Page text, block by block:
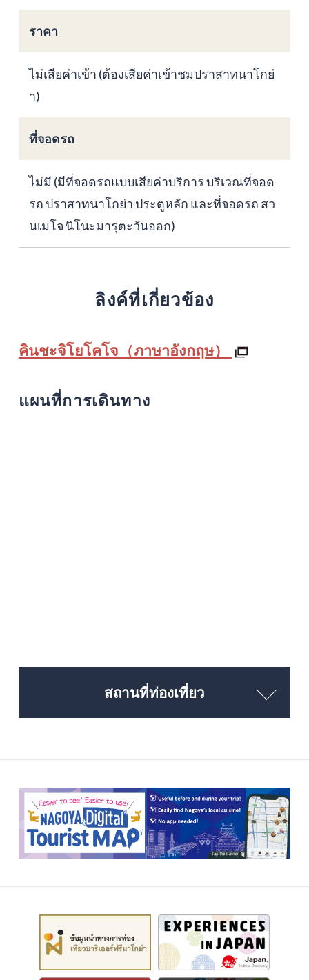
ราคา
ไม่เสียค่าเข้า (ต้องเสียค่าเข้าชมปราสาทนาโกย่
า)
ที่จอดรถ
ไม่มี (มีที่จอดรถแบบเสียค่าบริการ บริเวณที่จอด
รถ ปราสาทนาโกย่า ประตูหลัก และที่จอดรถ สว
นเมโจ นิโนะมารุตะวันออก)
ลิงค์ที่เกี่ยวข้อง
คินชะจิโยโคโจ（ภาษาอังกฤษ）
แผนที่การเดินทาง
สถานที่ท่องเที่ยว